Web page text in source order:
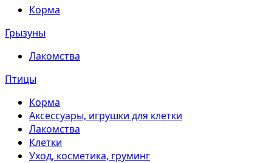
Корма
Грызуны
Лакомства
Птицы
Корма
Аксессуары, игрушки для клетки
Лакомства
Клетки
Уход, косметика, груминг